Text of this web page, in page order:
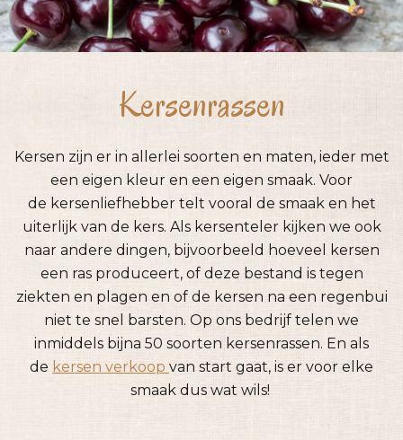
Kersenrassen
Kersen zijn er in allerlei soorten en maten, ieder met
een eigen kleur en een eigen smaak. Voor
de kersenliefhebber telt vooral de smaak en het
uiterlijk van de kers. Als kersenteler kijken we ook
naar andere dingen, bijvoorbeeld hoeveel kersen
een ras produceert, of deze bestand is tegen
ziekten en plagen en of de kersen na een regenbui
niet te snel barsten. Op ons bedrijf telen we
inmiddels bijna 50 soorten kersenrassen. En als
de kersen verkoop van start gaat, is er voor elke
smaak dus wat wils!